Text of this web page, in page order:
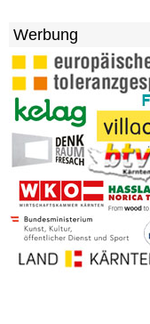
Werbung